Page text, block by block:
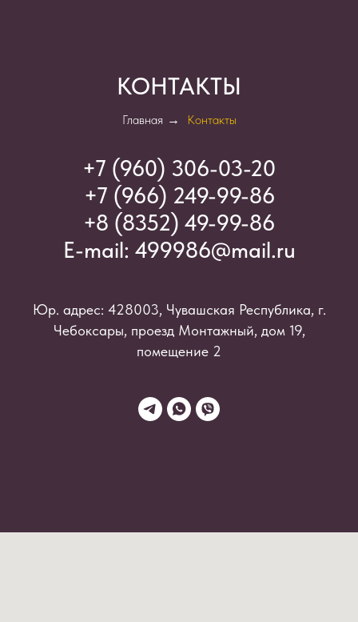
КОНТАКТЫ
Главная → Контакты
+7 (960) 306-03-20
+7 (966) 249-99-86
+8 (8352) 49-99-86
E-mail: 499986@mail.ru
Юр. адрес: 428003, Чувашская Республика, г.
Чебоксары, проезд Монтажный, дом 19,
помещение 2